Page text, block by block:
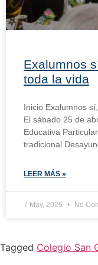
Exalumnos
toda la vida
Inicio Exalumnos
El sábado 25 de
Educativa
tradicional
LEER MÁS »
7 May, 2026 No
Tagged Colegio San